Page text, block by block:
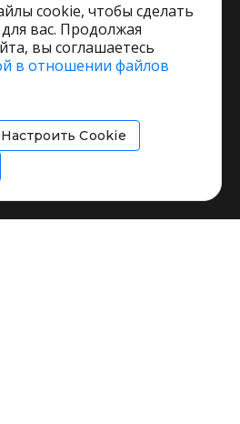
соглашение
об информировании
cookies
cookie, чтобы сделать
вас. Продолжая
вы соглашаетесь
в отношении файлов
Настроить Cookie